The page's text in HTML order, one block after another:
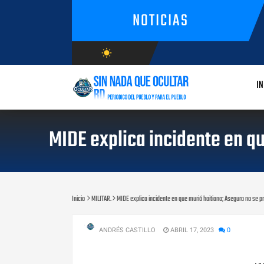
NOTICIAS
wb_sunny
AGOSTO/6/2026
MIDE explica incidente en
Inicio MILITAR. MIDE explica incidente en que murió haitiano; Asegura no se
ANDRÉS CASTILLO ABRIL 17, 2023 0